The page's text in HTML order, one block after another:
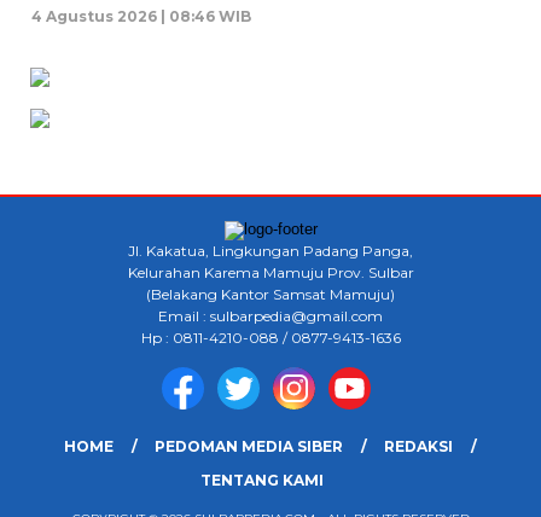
4 Agustus 2026 | 08:46 WIB
Jl. Kakatua, Lingkungan Padang Panga,
Kelurahan Karema Mamuju Prov. Sulbar
(Belakang Kantor Samsat Mamuju)
Email : sulbarpedia@gmail.com
Hp : 0811-4210-088 / 0877-9413-1636
HOME PEDOMAN MEDIA SIBER
REDAKSI
TENTANG KAMI